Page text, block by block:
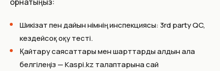
Шикізат пен дайын өнімнің инспекциясы: 3rd party QC,
кездейсоқ оқу тесті.
Қайтару саясаттары мен шарттарды алдын ала
белгілеңіз — Kaspi.kz талаптарына сай